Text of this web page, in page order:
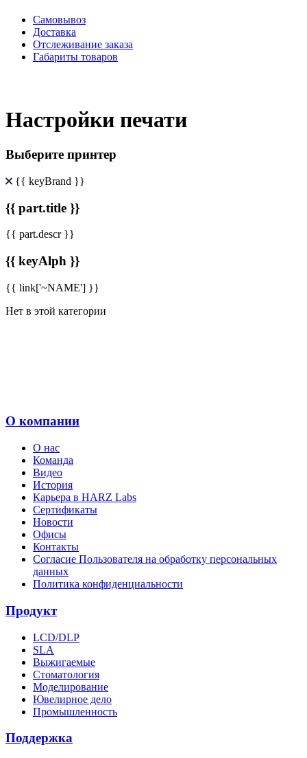
Самовывоз
Доставка
Отслеживание заказа
Габариты товаров
Настройки печати
Выберите принтер
{{ keyBrand }}
{{ part.title }}
{{ part.descr }}
{{ keyAlph }}
{{ link['~NAME'] }}
Нет в этой категории
О компании
О нас
Команда
Видео
История
Карьера в HARZ Labs
Сертификаты
Новости
Офисы
Контакты
Согласие Пользователя на обработку персональных
данных
Политика конфиденциальности
Продукт
LCD/DLP
SLA
Выжигаемые
Стоматология
Моделирование
Ювелирное дело
Промышленность
Поддержка